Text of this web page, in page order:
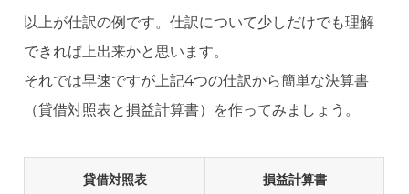
以上が仕訳の例です。仕訳について少しだけでも理解
できれば上出来かと思います。
それでは早速ですが上記4つの仕訳から簡単な決算書
（貸借対照表と損益計算書）を作ってみましょう。
貸借対照表 損益計算書